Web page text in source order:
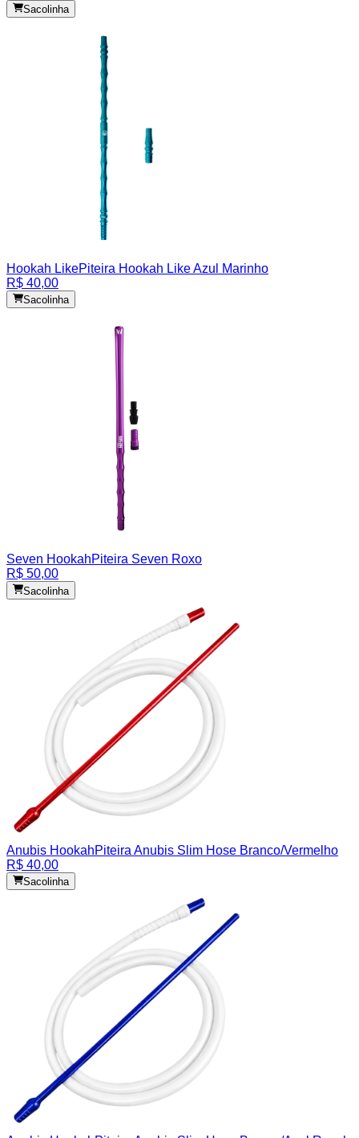
Sacolinha
Hookah LikePiteira Hookah Like Azul Marinho
R$ 40,00
Sacolinha
Seven HookahPiteira Seven Roxo
R$ 50,00
Sacolinha
Anubis HookahPiteira Anubis Slim Hose Branco/Vermelho
R$ 40,00
Sacolinha